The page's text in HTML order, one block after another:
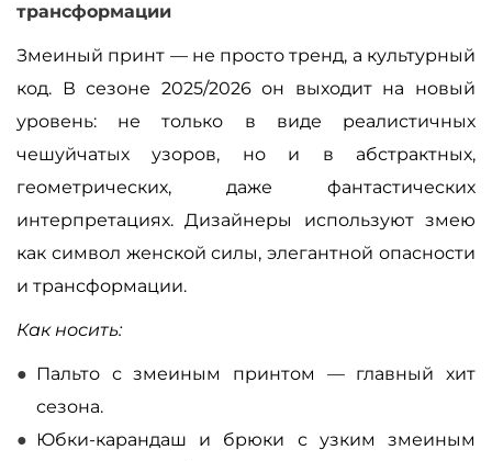
трансформации
Змеиный принт — не просто тренд, а культурный
код. В сезоне 2025/2026 он выходит на новый
уровень: не только в виде реалистичных
чешуйчатых узоров, но и в абстрактных,
геометрических, даже фантастических
интерпретациях. Дизайнеры используют змею
как символ женской силы, элегантной опасности
и трансформации.
Как носить:
Пальто с змеиным принтом — главный хит
сезона.
Юбки-карандаш и брюки с узким змеиным